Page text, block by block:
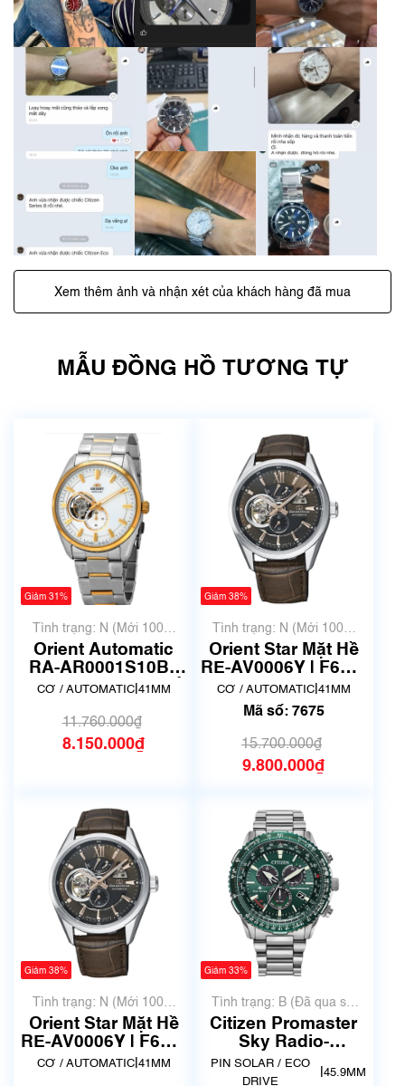
Xem thêm ảnh và nhận xét của khách hàng đã mua
MẪU ĐỒNG HỒ TƯƠNG TỰ
Giảm 31%
Tình trạng: N (Mới 100%
chưa qua sử dụng)
Orient Automatic
RA-AR0001S10B |
Size 42mm | Mã số
CƠ / AUTOMATIC| 41MM
11.760.000₫
8.150.000₫
Giảm 38%
Tình trạng: N (Mới 100%
chưa qua sử dụng)
Orient Star Mặt Hề
RE-AV0006Y | F6F4-
UAB0 | Size 41mm |
Mã số 5256
CƠ / AUTOMATIC| 41MM
Mã số: 7675
15.700.000₫
9.800.000₫
Giảm 38%
Tình trạng: N (Mới 100%
chưa qua sử dụng)
Orient Star Mặt Hề
RE-AV0006Y | F6F4-
UAB0 | Size 41mm |
CƠ / AUTOMATIC| 41MM
Giảm 33%
Tình trạng: B (Đã qua sử
dụng, hàng đẹp, có chút
xước dăm)
Citizen Promaster
Sky Radio-
Controlled CB5004-
59W
PIN SOLAR / ECO
DRIVE
45.9MM